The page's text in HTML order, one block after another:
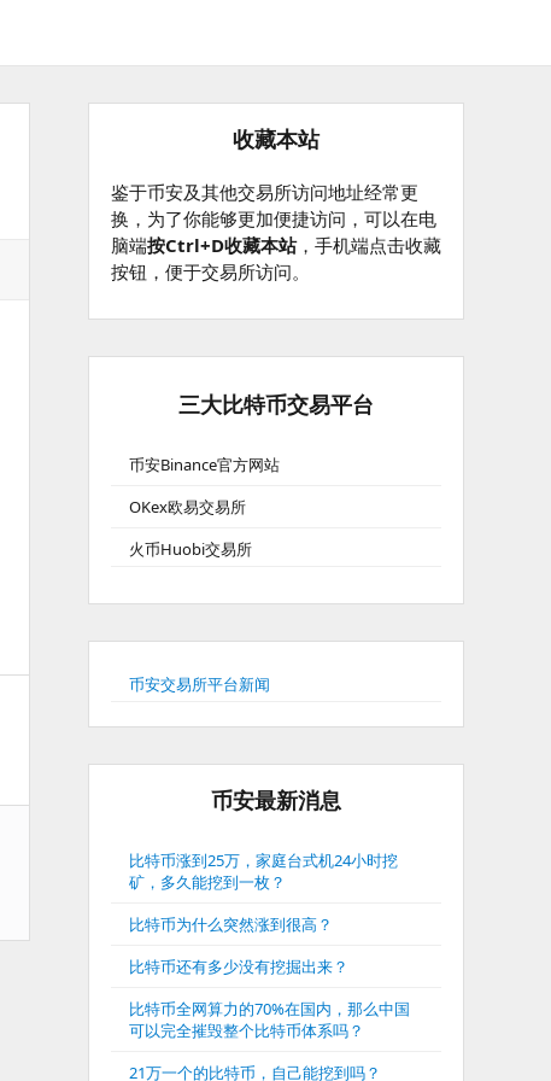
收藏本站
鉴于币安及其他交易所访问地址经常更
换，为了你能够更加便捷访问，可以在电
脑端按Ctrl+D收藏本站，手机端点击收藏
按钮，便于交易所访问。
三大比特币交易平台
币安Binance官方网站
OKex欧易交易所
火币Huobi交易所
币安交易所平台新闻
币安最新消息
比特币涨到25万，家庭台式机24小时挖
矿，多久能挖到一枚？
比特币为什么突然涨到很高？
比特币还有多少没有挖掘出来？
比特币全网算力的70%在国内，那么中国
可以完全摧毁整个比特币体系吗？
21万一个的比特币，自己能挖到吗？